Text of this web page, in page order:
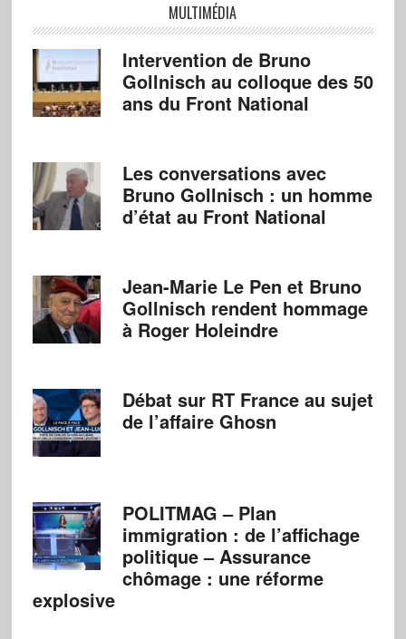
MULTIMÉDIA
Intervention de Bruno
Gollnisch au colloque des 50
ans du Front National
Les conversations avec
Bruno Gollnisch : un homme
d’état au Front National
Jean-Marie Le Pen et Bruno
Gollnisch rendent hommage
à Roger Holeindre
Débat sur RT France au sujet
de l’affaire Ghosn
POLITMAG – Plan
immigration : de l’affichage
politique – Assurance
chômage : une réforme
explosive